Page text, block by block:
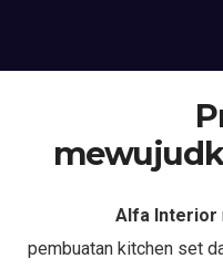
Alfa Interior
pembuatan kitchen set